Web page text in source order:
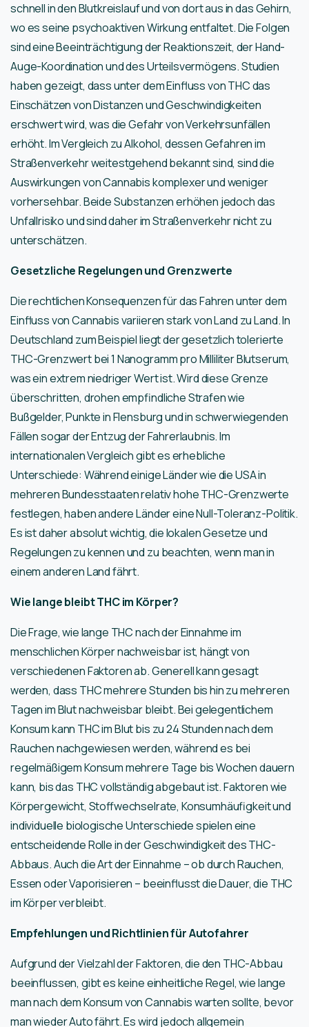
schnell in den Blutkreislauf und von dort aus in das Gehirn,
wo es seine psychoaktiven Wirkung entfaltet. Die Folgen
sind eine Beeinträchtigung der Reaktionszeit, der Hand-
Auge-Koordination und des Urteilsvermögens. Studien
haben gezeigt, dass unter dem Einfluss von THC das
Einschätzen von Distanzen und Geschwindigkeiten
erschwert wird, was die Gefahr von Verkehrsunfällen
erhöht. Im Vergleich zu Alkohol, dessen Gefahren im
Straßenverkehr weitestgehend bekannt sind, sind die
Auswirkungen von Cannabis komplexer und weniger
vorhersehbar. Beide Substanzen erhöhen jedoch das
Unfallrisiko und sind daher im Straßenverkehr nicht zu
unterschätzen.
Gesetzliche Regelungen und Grenzwerte
Die rechtlichen Konsequenzen für das Fahren unter dem
Einfluss von Cannabis variieren stark von Land zu Land. In
Deutschland zum Beispiel liegt der gesetzlich tolerierte
THC-Grenzwert bei 1 Nanogramm pro Milliliter Blutserum,
was ein extrem niedriger Wert ist. Wird diese Grenze
überschritten, drohen empfindliche Strafen wie
Bußgelder, Punkte in Flensburg und in schwerwiegenden
Fällen sogar der Entzug der Fahrerlaubnis. Im
internationalen Vergleich gibt es erhebliche
Unterschiede: Während einige Länder wie die USA in
mehreren Bundesstaaten relativ hohe THC-Grenzwerte
festlegen, haben andere Länder eine Null-Toleranz-Politik.
Es ist daher absolut wichtig, die lokalen Gesetze und
Regelungen zu kennen und zu beachten, wenn man in
einem anderen Land fährt.
Wie lange bleibt THC im Körper?
Die Frage, wie lange THC nach der Einnahme im
menschlichen Körper nachweisbar ist, hängt von
verschiedenen Faktoren ab. Generell kann gesagt
werden, dass THC mehrere Stunden bis hin zu mehreren
Tagen im Blut nachweisbar bleibt. Bei gelegentlichem
Konsum kann THC im Blut bis zu 24 Stunden nach dem
Rauchen nachgewiesen werden, während es bei
regelmäßigem Konsum mehrere Tage bis Wochen dauern
kann, bis das THC vollständig abgebaut ist. Faktoren wie
Körpergewicht, Stoffwechselrate, Konsumhäufigkeit und
individuelle biologische Unterschiede spielen eine
entscheidende Rolle in der Geschwindigkeit des THC-
Abbaus. Auch die Art der Einnahme – ob durch Rauchen,
Essen oder Vaporisieren – beeinflusst die Dauer, die THC
im Körper verbleibt.
Empfehlungen und Richtlinien für Autofahrer
Aufgrund der Vielzahl der Faktoren, die den THC-Abbau
beeinflussen, gibt es keine einheitliche Regel, wie lange
man nach dem Konsum von Cannabis warten sollte, bevor
man wieder Auto fährt. Es wird jedoch allgemein